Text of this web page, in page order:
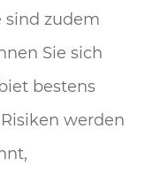
sind zudem
Sie sich
bestens
werden